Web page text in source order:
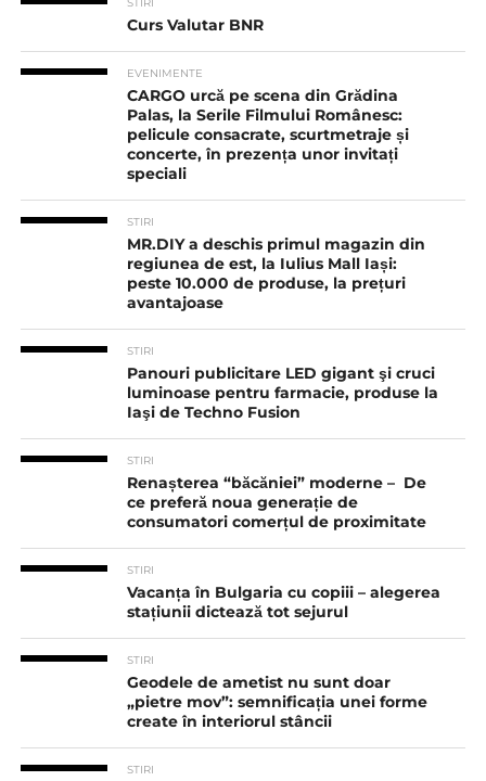
STIRI
Curs Valutar BNR
EVENIMENTE
CARGO urcă pe scena din Grădina
Palas, la Serile Filmului Românesc:
pelicule consacrate, scurtmetraje și
concerte, în prezența unor invitați
speciali
STIRI
MR.DIY a deschis primul magazin din
regiunea de est, la Iulius Mall Iași:
peste 10.000 de produse, la prețuri
avantajoase
STIRI
Panouri publicitare LED gigant şi cruci
luminoase pentru farmacie, produse la
Iaşi de Techno Fusion
STIRI
Renașterea “băcăniei” moderne – De
ce preferă noua generație de
consumatori comerțul de proximitate
STIRI
Vacanța în Bulgaria cu copiii – alegerea
stațiunii dictează tot sejurul
STIRI
Geodele de ametist nu sunt doar
„pietre mov”: semnificația unei forme
create în interiorul stâncii
STIRI